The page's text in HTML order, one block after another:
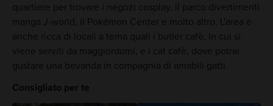
quartiere per trovare i negozi cosplay, il parco divertimenti
manga J-world, il Pokémon Center e molto altro. L'area è
anche ricca di locali a tema quali i butler cafè, in cui si
viene serviti da maggiordomi, e i cat cafè, dove potrai
gustare una bevanda in compagnia di amabili gatti.
Consigliato per te